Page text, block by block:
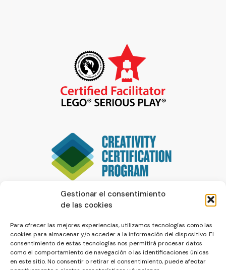
Gestionar el consentimiento
de las cookies
Para ofrecer las mejores experiencias, utilizamos tecnologías como las
cookies para almacenar y/o acceder a la información del dispositivo. El
consentimiento de estas tecnologías nos permitirá procesar datos
como el comportamiento de navegación o las identificaciones únicas
en este sitio. No consentir o retirar el consentimiento, puede afectar